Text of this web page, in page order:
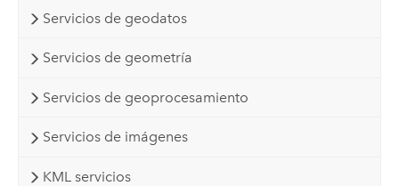
Servicios de geodatos
Servicios de geometría
Servicios de geoprocesamiento
Servicios de imágenes
KML servicios